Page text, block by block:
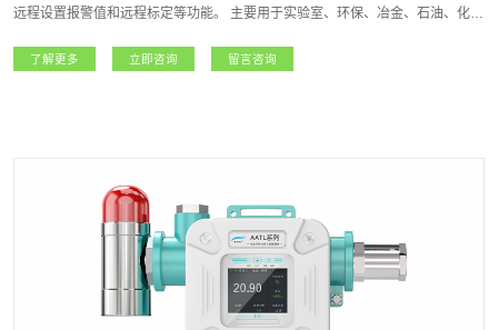
远程设置报警值和远程标定等功能。 主要用于实验室、环保、冶金、石油、化
毒有害气体等各种气体的检测。产品功能强大，支持客户各种需求。
了解更多 立即咨询 留言咨询